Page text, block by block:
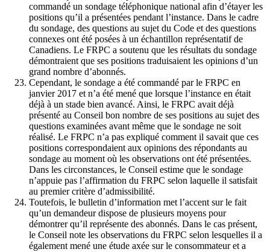
commandé un sondage téléphonique national afin d’étayer les
positions qu’il a présentées pendant l’instance. Dans le cadre
du sondage, des questions au sujet du Code et des questions
connexes ont été posées à un échantillon représentatif de
Canadiens. Le FRPC a soutenu que les résultats du sondage
démontraient que ses positions traduisaient les opinions d’un
grand nombre d’abonnés.
Cependant, le sondage a été commandé par le FRPC en
janvier 2017 et n’a été mené que lorsque l’instance en était
déjà à un stade bien avancé. Ainsi, le FRPC avait déjà
présenté au Conseil bon nombre de ses positions au sujet des
questions examinées avant même que le sondage ne soit
réalisé. Le FRPC n’a pas expliqué comment il savait que ces
positions correspondaient aux opinions des répondants au
sondage au moment où les observations ont été présentées.
Dans les circonstances, le Conseil estime que le sondage
n’appuie pas l’affirmation du FRPC selon laquelle il satisfait
au premier critère d’admissibilité.
Toutefois, le bulletin d’information met l’accent sur le fait
qu’un demandeur dispose de plusieurs moyens pour
démontrer qu’il représente des abonnés. Dans le cas présent,
le Conseil note les observations du FRPC selon lesquelles il a
également mené une étude axée sur le consommateur et a